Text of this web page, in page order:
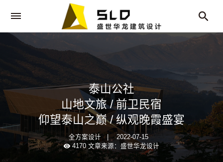
泰山公社
山地文旅 / 前卫民宿
仰望泰山之巅 / 纵观晚霞盛宴
全方案设计| 2022-07-15
4170 文章来源：盛世华龙设计